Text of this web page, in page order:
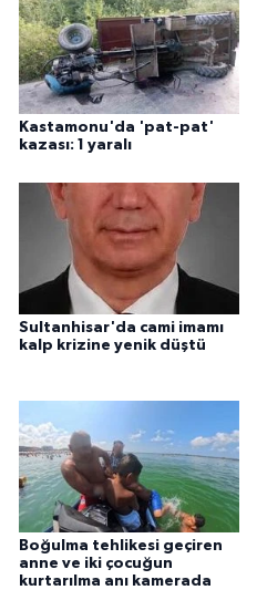
Kastamonu'da 'pat-pat'
kazası: 1 yaralı
Sultanhisar'da cami imamı
kalp krizine yenik düştü
Boğulma tehlikesi geçiren
anne ve iki çocuğun
kurtarılma anı kamerada